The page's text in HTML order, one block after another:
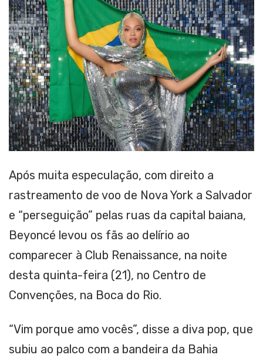
Após muita especulação, com direito a
rastreamento de voo de Nova York a Salvador
e “perseguição” pelas ruas da capital baiana,
Beyoncé levou os fãs ao delírio ao
comparecer à Club Renaissance, na noite
desta quinta-feira (21), no Centro de
Convenções, na Boca do Rio.
“Vim porque amo vocês”, disse a diva pop, que
subiu ao palco com a bandeira da Bahia